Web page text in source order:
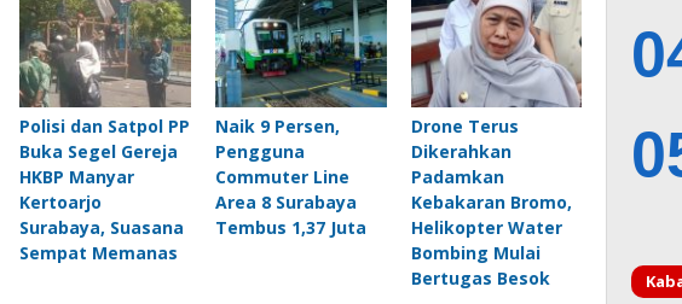
Polisi dan Satpol PP
Buka Segel Gereja
HKBP Manyar
Kertoarjo
Surabaya, Suasana
Sempat Memanas
Naik 9 Persen,
Pengguna
Commuter Line
Area 8 Surabaya
Tembus 1,37 Juta
Drone Terus
Dikerahkan
Padamkan
Kebakaran Bromo,
Helikopter Water
Bombing Mulai
Bertugas Besok